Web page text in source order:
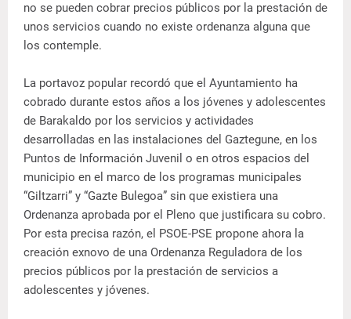
no se pueden cobrar precios públicos por la prestación de
unos servicios cuando no existe ordenanza alguna que
los contemple.
La portavoz popular recordó que el Ayuntamiento ha
cobrado durante estos años a los jóvenes y adolescentes
de Barakaldo por los servicios y actividades
desarrolladas en las instalaciones del Gaztegune, en los
Puntos de Información Juvenil o en otros espacios del
municipio en el marco de los programas municipales
“Giltzarri” y “Gazte Bulegoa” sin que existiera una
Ordenanza aprobada por el Pleno que justificara su cobro.
Por esta precisa razón, el PSOE-PSE propone ahora la
creación exnovo de una Ordenanza Reguladora de los
precios públicos por la prestación de servicios a
adolescentes y jóvenes.